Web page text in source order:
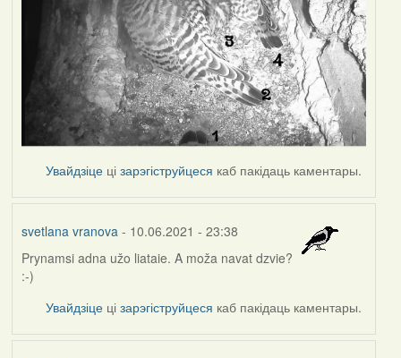
Увайдзіце цізарэгіструйцеся каб пакідаць каментары.
svetlana vranova- 10.06.2021 - 23:38
Prynamsi adna užo liataie. A moža navat dzvie?
:-)
Увайдзіце цізарэгіструйцеся каб пакідаць каментары.